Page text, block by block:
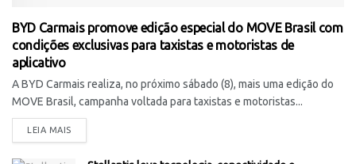
BYD Carmais promove edição especial do MOVE Brasil com
condições exclusivas para taxistas e motoristas de
aplicativo
A BYD Carmais realiza, no próximo sábado (8), mais uma edição do
MOVE Brasil, campanha voltada para taxistas e motoristas...
LEIA MAIS